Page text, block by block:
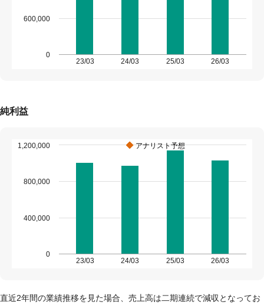
23/03 24/03 25/03 26/03
0
600,000
純利益
アナリスト予想
23/03 24/03 25/03 26/03
0
400,000
800,000
1,200,000
直近2年間の業績推移を見た場合、売上高は二期連続で減収となってお